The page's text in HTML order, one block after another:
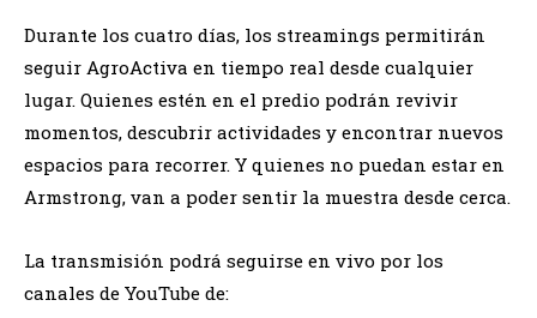
Durante los cuatro días, los streamings permitirán
seguir AgroActiva en tiempo real desde cualquier
lugar. Quienes estén en el predio podrán revivir
momentos, descubrir actividades y encontrar nuevos
espacios para recorrer. Y quienes no puedan estar en
Armstrong, van a poder sentir la muestra desde cerca.
La transmisión podrá seguirse en vivo por los
canales de YouTube de: